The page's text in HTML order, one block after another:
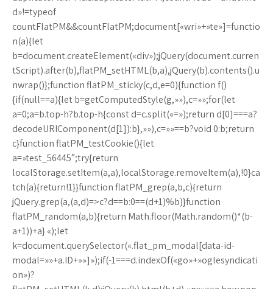
d»!=typeof
countFlatPM&&countFlatPM;document[«wri»+»te»]=functio
n(a){let
b=document.createElement(«div»);jQuery(document.curren
tScript).after(b),flatPM_setHTML(b,a),jQuery(b).contents().u
nwrap()};function flatPM_sticky(c,d,e=0){function f()
{if(null==a){let b=getComputedStyle(g,»»),c=»»;for(let
a=0;a=b.top-h?b.top-h{const d=c.split(«=»);return d[0]===a?
decodeURIComponent(d[1]):b},»»),c=»»==b?void 0:b;return
c}function flatPM_testCookie(){let
a=»test_56445″;try{return
localStorage.setItem(a,a),localStorage.removeItem(a),!0}ca
tch(a){return!1}}function flatPM_grep(a,b,c){return
jQuery.grep(a,(a,d)=>c?d==b:0==(d+1)%b)}function
flatPM_random(a,b){return Math.floor(Math.random()*(b-
a+1))+a} «);let
k=document.querySelector(«.flat_pm_modal[data-id-
modal=»»+a.ID+»»]»);if(-1===d.indexOf(«go»+»oglesyndicati
on»)?